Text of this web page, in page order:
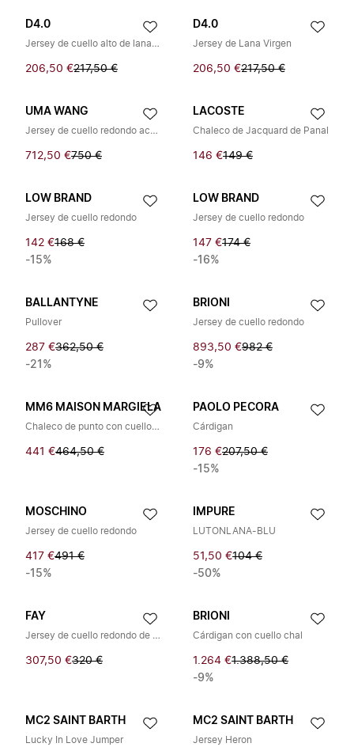
D4.0
Jersey de cuello alto de lana virgen
206,50 €217,50 €
D4.0
Jersey de Lana Virgen
206,50 €217,50 €
UMA WANG
Jersey de cuello redondo acanalado
712,50 €750 €
LACOSTE
Chaleco de Jacquard de Panal
146 €149 €
LOW BRAND
Jersey de cuello redondo
142 €168 €
-15%
LOW BRAND
Jersey de cuello redondo
147 €174 €
-16%
BALLANTYNE
Pullover
287 €362,50 €
-21%
BRIONI
Jersey de cuello redondo
893,50 €982 €
-9%
MM6 MAISON MARGIELA
Chaleco de punto con cuello en V
441 €464,50 €
PAOLO PECORA
Cárdigan
176 €207,50 €
-15%
MOSCHINO
Jersey de cuello redondo
417 €491 €
-15%
IMPURE
LUTONLANA-BLU
51,50 €104 €
-50%
FAY
Jersey de cuello redondo de algodón
307,50 €320 €
BRIONI
Cárdigan con cuello chal
1.264 €1.388,50 €
-9%
MC2 SAINT BARTH
Lucky In Love Jumper
MC2 SAINT BARTH
Jersey Heron